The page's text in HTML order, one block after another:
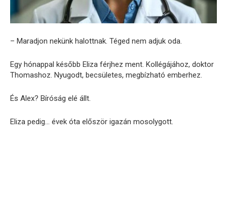
– Maradjon nekünk halottnak. Téged nem adjuk oda.
Egy hónappal később Eliza férjhez ment. Kollégájához, doktor
Thomashoz. Nyugodt, becsületes, megbízható emberhez.
És Alex? Bíróság elé állt.
Eliza pedig… évek óta először igazán mosolygott.